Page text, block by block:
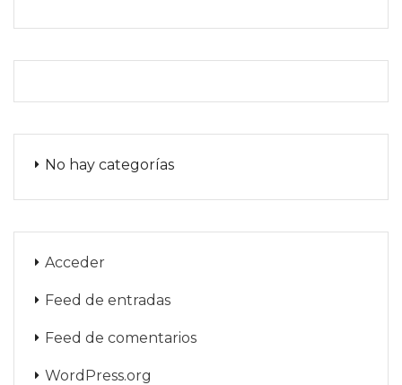
No hay categorías
Acceder
Feed de entradas
Feed de comentarios
WordPress.org